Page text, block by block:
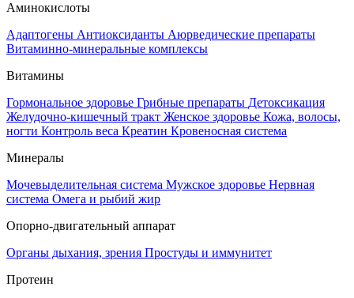
Аминокислоты
Адаптогены Антиоксиданты Аюрведические препараты
Витаминно-минеральные комплексы
Витамины
Гормональное здоровье Грибные препараты Детоксикация
Желудочно-кишечный тракт Женское здоровье Кожа, волосы,
ногти Контроль веса Креатин Кровеносная система
Минералы
Мочевыделительная система Мужское здоровье Нервная
система Омега и рыбий жир
Опорно-двигательный аппарат
Органы дыхания, зрения Простуды и иммунитет
Протеин